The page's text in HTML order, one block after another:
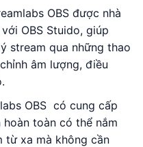
OBS được nhà
OBS Stuido, giúp
stream qua những thao
âm lượng, điều
OBS có cung cấp
toàn có thể nắm
từ xa mà không cần